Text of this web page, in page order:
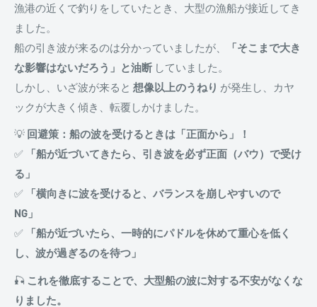
漁港の近くで釣りをしていたとき、大型の漁船が接近してき
ました。
船の引き波が来るのは分かっていましたが、
「そこまで大き
な影響はないだろう」と油断 していました。
しかし、いざ波が来ると 想像以上のうねり が発生し、カヤ
ックが大きく傾き、転覆しかけました。
💡 回避策：船の波を受けるときは「正面から」！
✅
「船が近づいてきたら、引き波を必ず正面（バウ）で受け
る」
✅
「横向きに波を受けると、バランスを崩しやすいので
NG」
✅
「船が近づいたら、一時的にパドルを休めて重心を低く
し、波が過ぎるのを待つ」
🎣 これを徹底することで、大型船の波に対する不安がなくな
りました。